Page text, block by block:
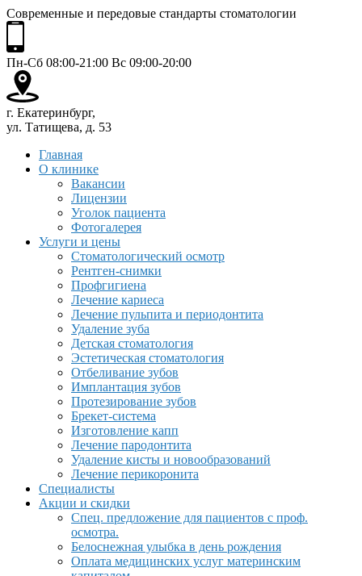
Современные и передовые стандарты стоматологии
Пн-Сб 08:00-21:00 Вс 09:00-20:00
г. Екатеринбург,
ул. Татищева, д. 53
Главная
О клинике
Вакансии
Лицензии
Уголок пациента
Фотогалерея
Услуги и цены
Стоматологический осмотр
Рентген-снимки
Профгигиена
Лечение кариеса
Лечение пульпита и периодонтита
Удаление зуба
Детская стоматология
Эстетическая стоматология
Отбеливание зубов
Имплантация зубов
Протезирование зубов
Брекет-система
Изготовление капп
Лечение пародонтита
Удаление кисты и новообразований
Лечение перикоронита
Специалисты
Акции и скидки
Спец. предложение для пациентов с проф.
осмотра.
Белоснежная улыбка в день рождения
Оплата медицинских услуг материнским